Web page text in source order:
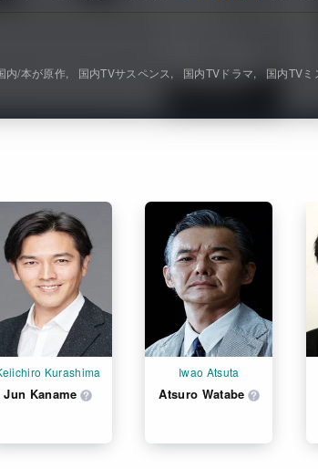
Kurashima
Jun Kaname
Iwao Atsuta
Atsuro Watabe
内/本が原作 国内TVサスペンス 国内TVドラマ 国内TVミ